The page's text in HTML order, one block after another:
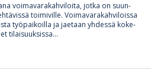
voi­ma­va­ra­kah­vi­loita, jotka on suun­
toi­mi­ville. Voi­ma­va­ra­kah­vi­loissa
työ­pai­koilla ja jae­taan yh­dessä ko­ke­
ti­lai­suuk­sissa...